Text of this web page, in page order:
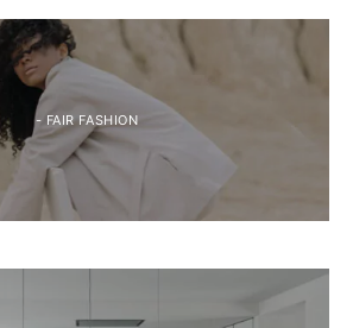
- FAIR FASHION